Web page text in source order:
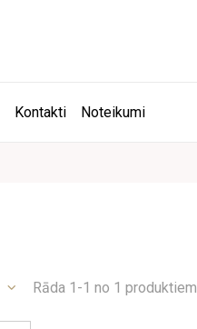
Kontakti Noteikumi
Rāda 1-1 no 1 produktiem